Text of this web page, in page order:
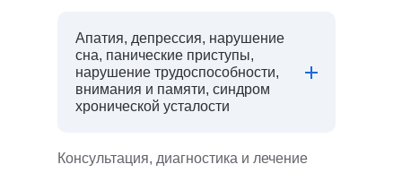
Апатия, депрессия, нарушение
сна, панические приступы,
нарушение трудоспособности,
внимания и памяти, синдром
хронической усталости
Консультация, диагностика и лечение